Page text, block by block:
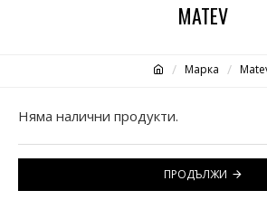
Марка
MATEV
Няма налични продукти.
ПРОДЪЛЖИ